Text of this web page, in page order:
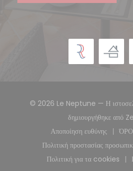
© 2026 Le Neptune — Η
δημιουργήθηκε από
Αποποίηση ευθύνης
((ανοίγει σε
Πολιτική προστασίας
Πολιτική για τα cookies
((ανοίγει σε